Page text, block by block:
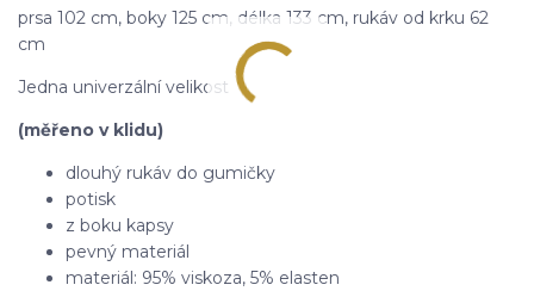
prsa 102 cm, boky 125 cm, délka 133 cm, rukáv od krku 62
cm
Jedna univerzální velikost
(měřeno v klidu)
dlouhý rukáv do gumičky
potisk
z boku kapsy
pevný materiál
materiál: 95% viskoza, 5% elasten